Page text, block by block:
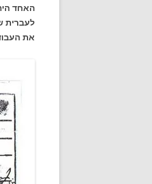
לעברית
את העבודה בהתנדבות